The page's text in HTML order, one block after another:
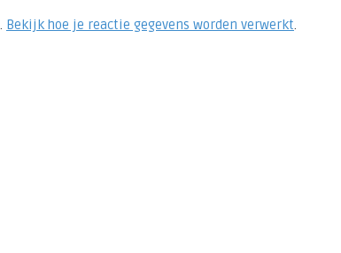
Bekijk hoe je reactie gegevens worden verwerkt